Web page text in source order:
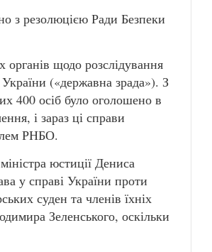
з резолюцією Ради Безпеки
щодо розслідування
(«державна зрада»). З
400 осіб було оголошено в
і зараз ці справи
РНБО.
юстиції Дениса
у справі України проти
суден та членів їхніх
Зеленського, оскільки